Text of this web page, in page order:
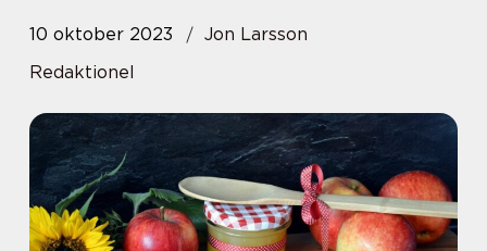
10 oktober 2023
Jon Larsson
Redaktionel